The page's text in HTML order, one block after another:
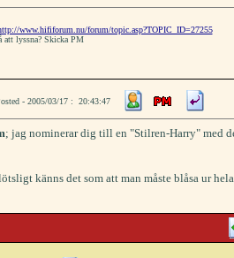
www.hififorum.nu/forum/topic.asp?TOPIC_ID=27255
att lyssna? Skicka PM
- 2005/03/17 : 20:43:47
; jag nominerar dig till en "Stilren-Harry" med
känns det som att man måste blåsa ur